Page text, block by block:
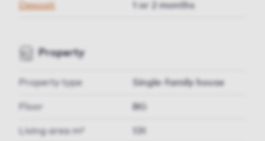
Deposit 1 or 2 months
Property
Property type Single-family house
Floor BG
Living area m²